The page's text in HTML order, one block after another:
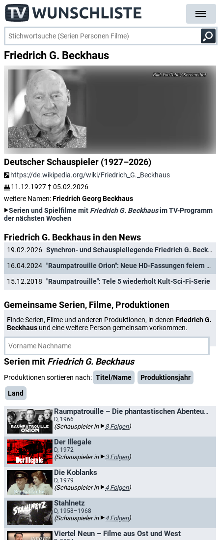
Friedrich G. Beckhaus
YouTube / Screenshot
Deutscher Schauspieler (1927–2026)
https://de.wikipedia.org/wiki/Friedrich_G._Beckhaus
11.12.1927 † 05.02.2026
weitere Namen:Friedrich Georg Beckhaus
Serien und Spielfilme mit Friedrich G. Beckhausim TV-Programm
der nächsten Wochen
Friedrich G. Beckhaus in den News
19.02.2026
Synchron- und Schauspiellegende Friedrich G. Beckhaus mit 98 Jahren verstorben
16.04.2024
"Raumpatrouille Orion": Neue HD-Fassungen feiern Free-TV-Premiere
15.12.2018 "Raumpatrouille": Tele 5 wiederholt Kult-Sci-Fi-Serie
Gemeinsame Serien, Filme, Produktionen
Finde Serien, Filme und anderen Produktionen, in denen Friedrich G.
Beckhaus und eine weitere Person gemeinsam vorkommen.
Serien mit Friedrich G. Beckhaus
Produktionen sortieren nach: Titel/Name
Produktionsjahr
Land
Raumpatrouille – Die phantastischen Abenteuer des Raumschiffes Orion / Raumpatrouille Orion
D, 1966
(Schauspieler in 8 Folgen)
Der Illegale
D, 1972
(Schauspieler in 3 Folgen)
Die Koblanks
D, 1979
(Schauspieler in 4 Folgen)
Stahlnetz
D, 1958–1968
(Schauspieler in 4 Folgen)
Viertel Neun – Filme aus Ost und West